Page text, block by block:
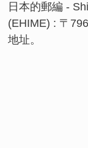
日本的郵編 -
(EHIME) : 〒
地址。